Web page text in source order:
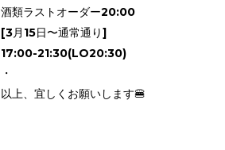
酒類ラストオーダー20:00
[3月15日〜通常通り]
17:00-21:30(LO20:30)
・
以上、宜しくお願いします🍔